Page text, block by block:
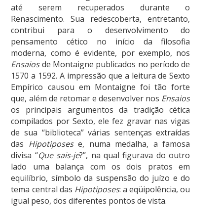
até serem recuperados durante o
Renascimento. Sua redescoberta, entretanto,
contribui para o desenvolvimento do
pensamento cético no início da filosofia
moderna, como é evidente, por exemplo, nos
Ensaiosde Montaigne publicados no período de
1570 a 1592. A impressão que a leitura de Sexto
Empírico causou em Montaigne foi tão forte
que, além de retomar e desenvolver nos Ensaios
os principais argumentos da tradição cética
compilados por Sexto, ele fez gravar nas vigas
de sua “biblioteca” várias sentenças extraídas
das Hipotiposese, numa medalha, a famosa
divisa “Que sais-je?”, na qual figurava do outro
lado uma balança com os dois pratos em
equilíbrio, símbolo da suspensão do juízo e do
tema central das Hipotiposes: a eqüipolência, ou
igual peso, dos diferentes pontos de vista.